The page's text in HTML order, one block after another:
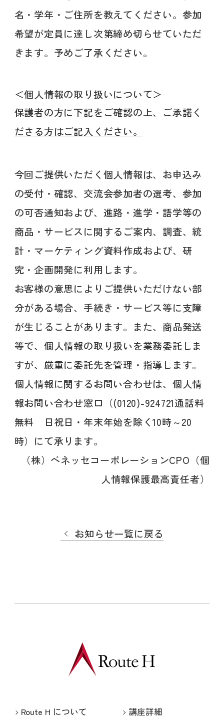
名・学年・ご住所を教えてください。参加
希望が定員に達し次第締め切らせていただ
きます。予めご了承ください。
＜個人情報の取り扱いについて＞
保護者の方に下記をご確認の上、ご承諾く
ださる方はご記入ください。
今回ご提供いただく個人情報は、お申込み
の受付・確認、交流会参加者の選考、参加
の可否通知および、進路・進学・語学等の
商品・サービスに関するご案内、調査、統
計・マーケティング資料作成および、研
究・企画開発に利用します。
お客様の意思によりご提供いただけない部
分がある場合、手続き・サービス等に支障
が生じることがあります。また、商品発送
等で、個人情報の取り扱いを業務委託しま
すが、厳重に委託先を管理・指導します。
個人情報に関するお問い合わせは、個人情
報お問い合わせ窓口（(0120)-924721通話料
無料 日祝日・年末年始を除く10時～20
時）にて承ります。
（株）ベネッセコーポレーションCPO（個
人情報保護最高責任者）
お知らせ一覧に戻る
Route H について
講座詳細